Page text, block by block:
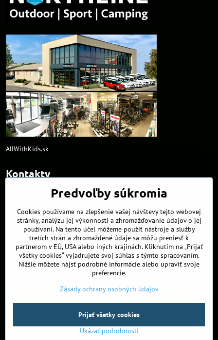
AllWithKids.sk
Kontakty
info​@northline​.sk
+421 902 255 255
Kamenná predajňa
Nádražná 34/A
90027 Ivánka pri Dunaji
Otváracie hodiny
9:00 - 17:00
8:00 - 16:00
©2026Copyright
Predvoľby súkromiaZásady ochrany osobných údajovStav objednávky
Vytvorené pomocou:BiznisWeb.sk
Predvoľby súkromia
Cookies používame na zlepšenie vašej návštevy tejto webovej
stránky, analýzu jej výkonnosti a zhromažďovanie údajov o jej
používaní. Na tento účel môžeme použiť nástroje a služby
tretích strán a zhromaždené údaje sa môžu preniesť k
partnerom v EÚ, USA alebo iných krajinách. Kliknutím na „Prijať
všetky cookies“ vyjadrujete svoj súhlas s týmto spracovaním.
Nižšie môžete nájsť podrobné informácie alebo upraviť svoje
preferencie.
Zásady ochrany osobných údajov
Ukázať podrobnosti
Prijať všetky cookies